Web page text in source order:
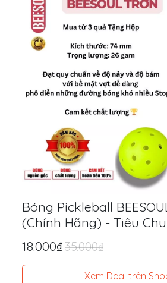
Bóng Pickleball
(Chính Hãng) - Tiêu
Chuyên Thi Đấu & Tập
Trời
18.000₫35.000₫
Xem Deal trên